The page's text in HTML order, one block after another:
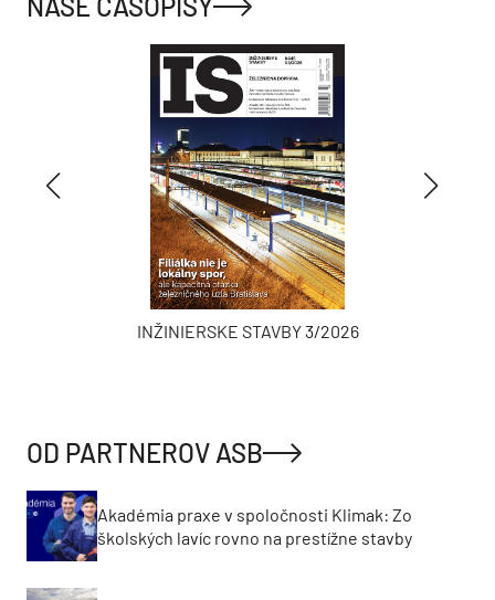
NAŠE ČASOPISY
INŽINIERSKE STAVBY 3/2026
OD PARTNEROV ASB
Akadémia praxe v spoločnosti Klimak: Zo
školských lavíc rovno na prestížne stavby